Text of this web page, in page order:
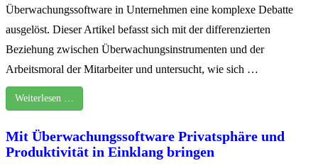
Überwachungssoftware in Unternehmen eine komplexe Debatte
ausgelöst. Dieser Artikel befasst sich mit der differenzierten
Beziehung zwischen Überwachungsinstrumenten und der
Arbeitsmoral der Mitarbeiter und untersucht, wie sich …
Weiterlesen …
Mit Überwachungssoftware Privatsphäre und
Produktivität in Einklang bringen